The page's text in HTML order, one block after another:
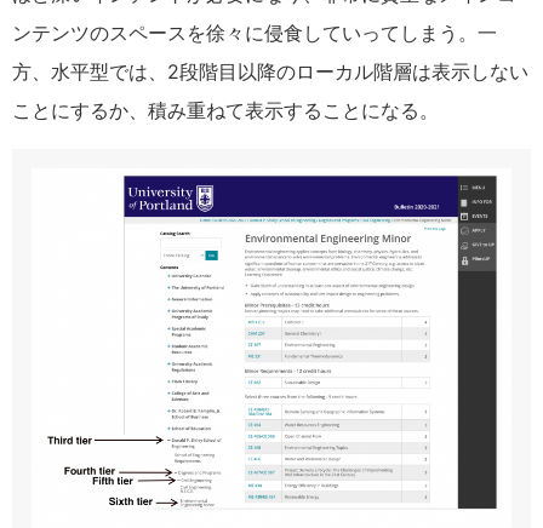
ンテンツのスペースを徐々に侵食していってしまう。一
方、水平型では、2段階目以降のローカル階層は表示しない
ことにするか、積み重ねて表示することになる。